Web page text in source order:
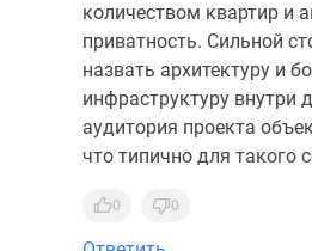
количеством квартир и
приватность. Сильной
назвать архитектуру и
инфраструктуру внутри
аудитория проекта
что типично для такого
0 0